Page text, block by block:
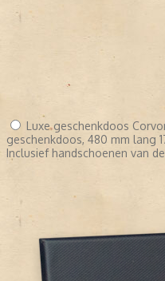
Luxe geschenkdoos
geschenkdoos, 480 mm lang
Inclusief handschoenen van